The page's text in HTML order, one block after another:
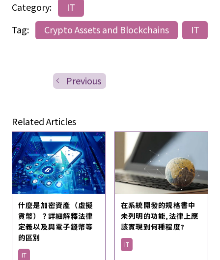
Category:
IT
Tag:
Crypto Assets and Blockchains IT
Previous
Related Articles
什麼是加密資產（虛擬
貨幣）？詳細解釋法律
定義以及與電子錢幣等
的區別
IT
在系統開發的規格書中
未列明的功能,法律上應
該實現到何種程度?
IT